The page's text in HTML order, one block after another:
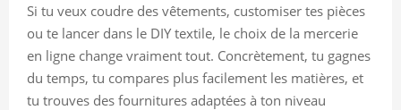
Si tu veux coudre des vêtements, customiser tes pièces
ou te lancer dans le DIY textile, le choix de la mercerie
en ligne change vraiment tout. Concrètement, tu gagnes
du temps, tu compares plus facilement les matières, et
tu trouves des fournitures adaptées à ton niveau